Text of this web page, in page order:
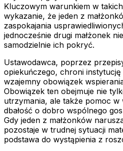
Kluczowym warunkiem w
wykazanie, że jeden z
zaspokajania
jednocześnie drugi małżonek
samodzielnie ich pokryć.
Ustawodawca, poprzez
opiekuńczego, chroni instytucję
wzajemny obowiązek
Obowiązek ten obejmuje nie
utrzymania, ale także pomoc
dbałość o dobro wspólnego
Gdy jeden z małżonków
pozostaje w trudnej sytuacji
podstawa do wystąpienia z